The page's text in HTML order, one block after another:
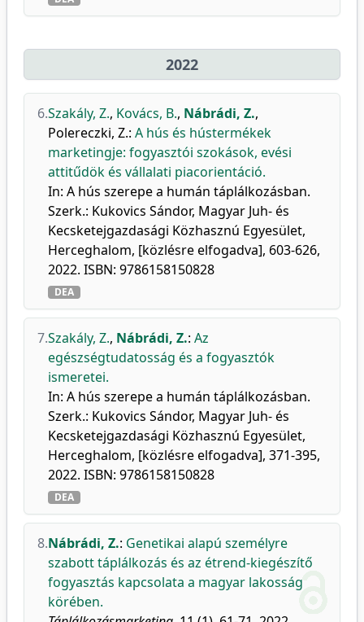
2022
6.Szakály, Z., Kovács, B., Nábrádi, Z.,
Polereczki, Z.: A hús és hústermékek
marketingje: fogyasztói szokások, evési
attitűdök és vállalati piacorientáció.
In: A hús szerepe a humán táplálkozásban.
Szerk.: Kukovics Sándor, Magyar Juh- és
Kecsketejgazdasági Közhasznú Egyesület,
Herceghalom, [közlésre elfogadva], 603-626,
2022. ISBN: 9786158150828
DEA
7.Szakály, Z., Nábrádi, Z.: Az
egészségtudatosság és a fogyasztók
ismeretei.
In: A hús szerepe a humán táplálkozásban.
Szerk.: Kukovics Sándor, Magyar Juh- és
Kecsketejgazdasági Közhasznú Egyesület,
Herceghalom, [közlésre elfogadva], 371-395,
2022. ISBN: 9786158150828
DEA
8.Nábrádi, Z.: Genetikai alapú személyre
szabott táplálkozás és az étrend-kiegészítő
fogyasztás kapcsolata a magyar lakosság
körében.